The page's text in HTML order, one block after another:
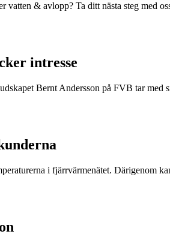
& avlopp? Ta ditt nästa steg med
intresse
Bernt Andersson på FVB tar
i fjärrvärmenätet. Därigenom